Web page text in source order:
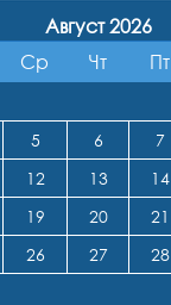
Август 2026
Ср Чт Пт
5 6 7
12 13 14
19 20 21
26 27 28